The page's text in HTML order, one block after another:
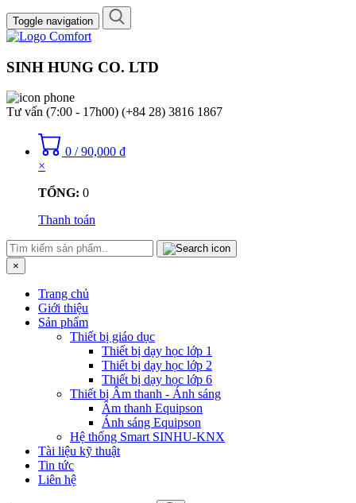
Toggle navigation
SINH HUNG CO. LTD
Tư vấn (7:00 - 17h00) (+84 28) 3816 1867
0 / 90,000 ₫
×
TỔNG: 0
Thanh toán
×
Trang chủ
Giới thiệu
Sản phẩm
Thiết bị giáo dục
Thiết bị dạy học lớp 1
Thiết bị dạy học lớp 2
Thiết bị dạy học lớp 6
Thiết bị Âm thanh - Ánh sáng
Âm thanh Equipson
Ánh sáng Equipson
Hệ thống Smart SINHU-KNX
Tài liệu kỹ thuật
Tin tức
Liên hệ